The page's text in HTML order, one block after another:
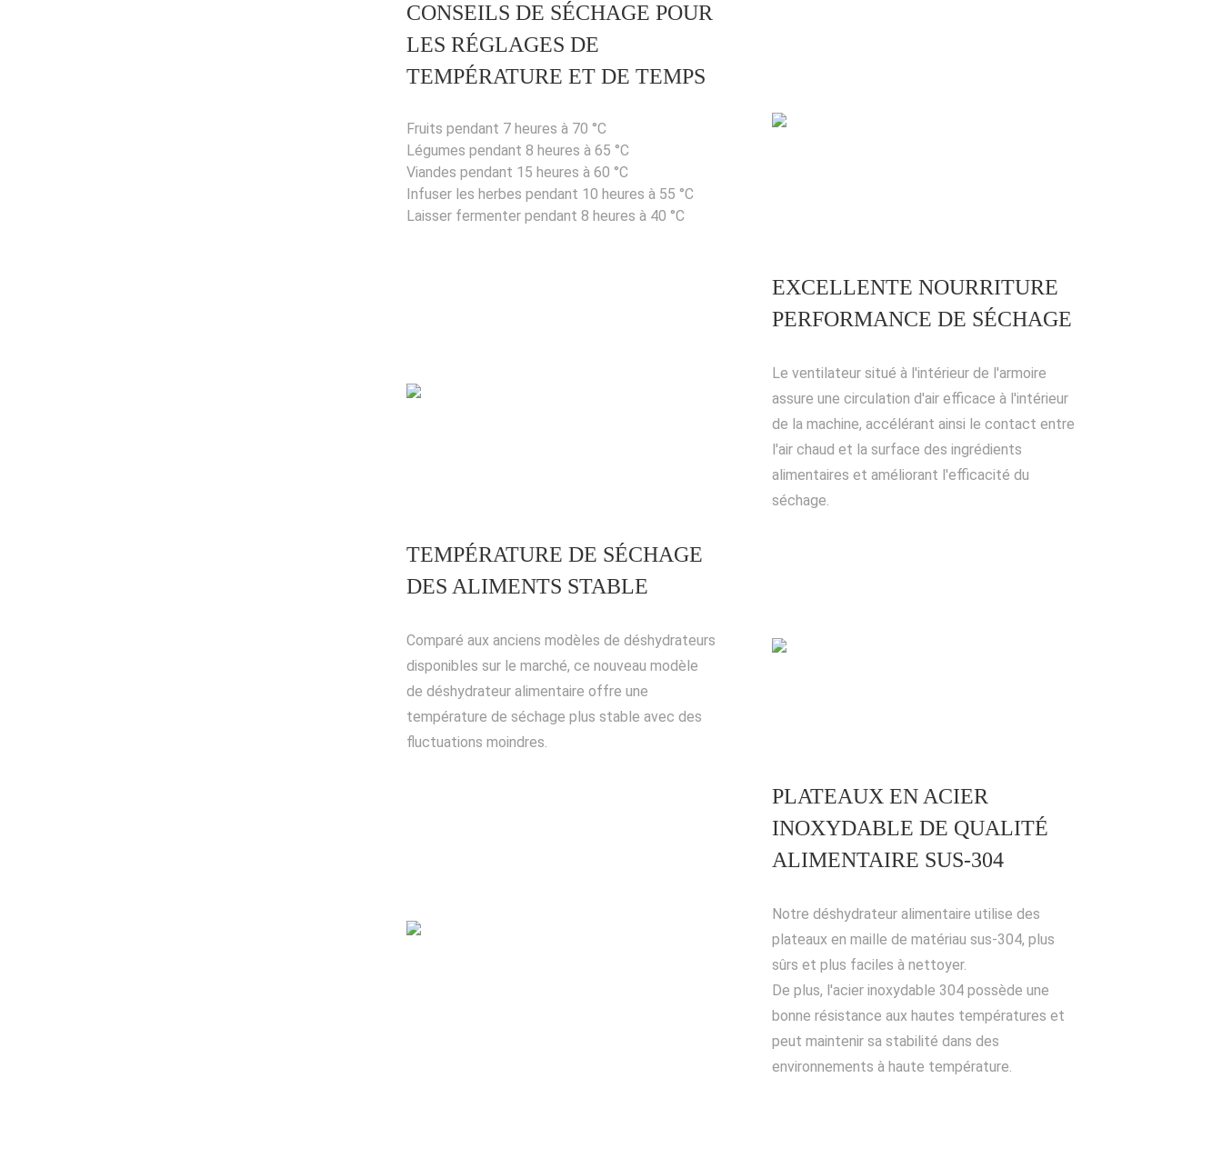
CONSEILS DE SÉCHAGE POUR
LES RÉGLAGES DE
TEMPÉRATURE ET DE TEMPS
Fruits pendant 7 heures à 70 °C
Légumes pendant 8 heures à 65 °C
Viandes pendant 15 heures à 60 °C
Infuser les herbes pendant 10 heures à 55 °C
Laisser fermenter pendant 8 heures à 40 °C
EXCELLENTE NOURRITURE
PERFORMANCE DE SÉCHAGE
Le ventilateur situé à l'intérieur de l'armoire
assure une circulation d'air efficace à l'intérieur
de la machine, accélérant ainsi le contact entre
l'air chaud et la surface des ingrédients
alimentaires et améliorant l'efficacité du
séchage.
TEMPÉRATURE DE SÉCHAGE
DES ALIMENTS STABLE
Comparé aux anciens modèles de déshydrateurs
disponibles sur le marché, ce nouveau modèle
de déshydrateur alimentaire offre une
température de séchage plus stable avec des
fluctuations moindres.
PLATEAUX EN ACIER
INOXYDABLE DE QUALITÉ
ALIMENTAIRE SUS-304
Notre déshydrateur alimentaire utilise des
plateaux en maille de matériau sus-304, plus
sûrs et plus faciles à nettoyer.
De plus, l'acier inoxydable 304 possède une
bonne résistance aux hautes températures et
peut maintenir sa stabilité dans des
environnements à haute température.